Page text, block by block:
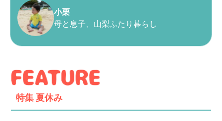
小栗
母と息子、山梨ふたり暮らし
特集 夏休み